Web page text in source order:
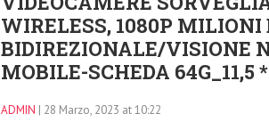
WIRELESS, 1080P MILIONI
BIDIREZIONALE/VISIONE
MOBILE-SCHEDA 64G_11,5
ADMIN | 28 Marzo, 2023 at 10:22